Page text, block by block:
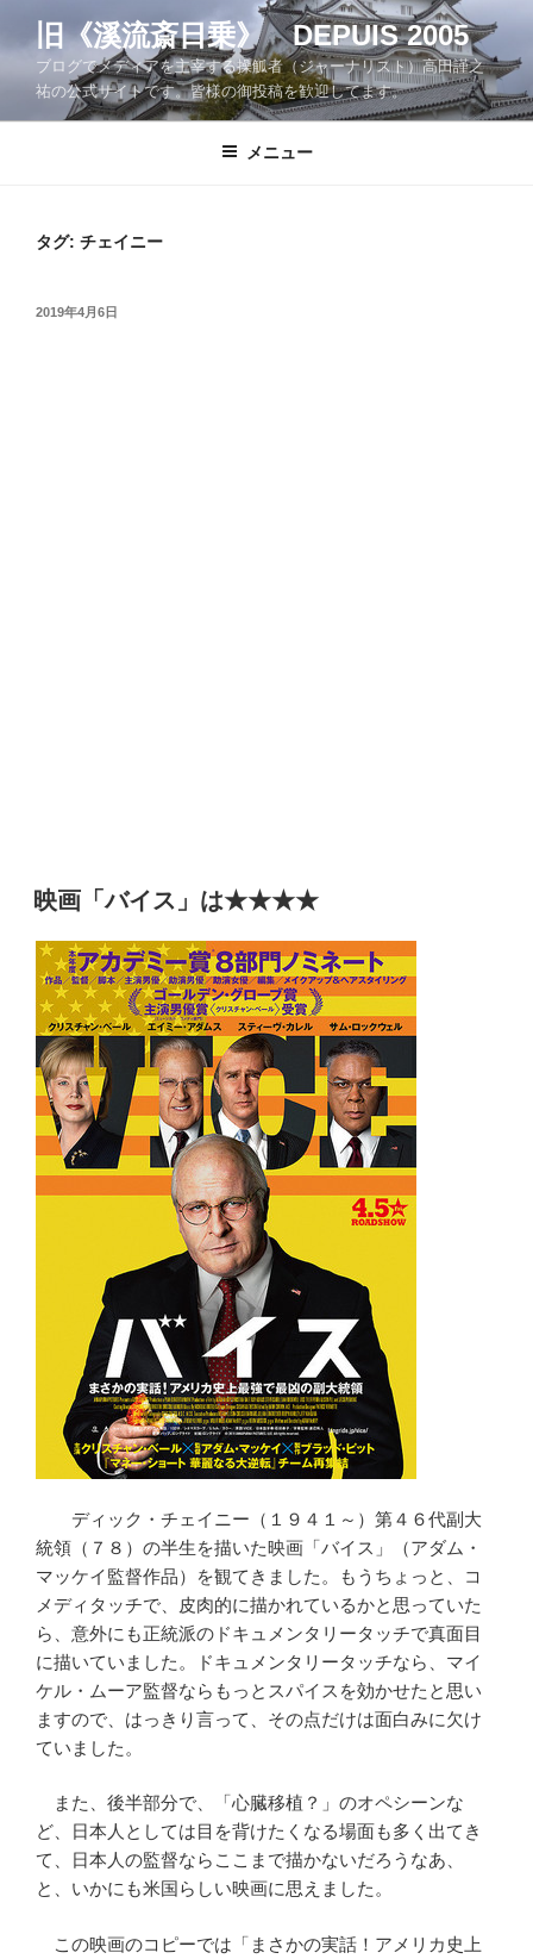
ツ
旧《溪流斎日乗》 DEPUIS 2005
ブログでメディアを主宰する操觚者（ジャーナリスト）高田謹之
祐の公式サイトです。皆様の御投稿を歓迎してます。
メニュー
タグ: チェイニー
投
2019年4月6日
映画「バイス」は★★★★
ディック・チェイニー（１９４１～）第４６代副大
統領（７８）の半生を描いた映画「バイス」（アダム・
マッケイ監督作品）を観てきました。もうちょっと、コ
メディタッチで、皮肉的に描かれているかと思っていた
ら、意外にも正統派のドキュメンタリータッチで真面目
に描いていました。ドキュメンタリータッチなら、マイ
ケル・ムーア監督ならもっとスパイスを効かせたと思い
ますので、はっきり言って、その点だけは面白みに欠け
ていました。
また、後半部分で、「心臓移植？」のオペシーンな
ど、日本人としては目を背けたくなる場面も多く出てき
て、日本人の監督ならここまで描かないだろうなあ、
と、いかにも米国らしい映画に思えました。
この映画のコピーでは「まさかの実話！アメリカ史上